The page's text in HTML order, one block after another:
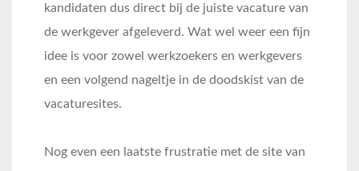
kandidaten dus direct bij de juiste vacature van
de werkgever afgeleverd. Wat wel weer een fijn
idee is voor zowel werkzoekers en werkgevers
en een volgend nageltje in de doodskist van de
vacaturesites.
Nog even een laatste frustratie met de site van